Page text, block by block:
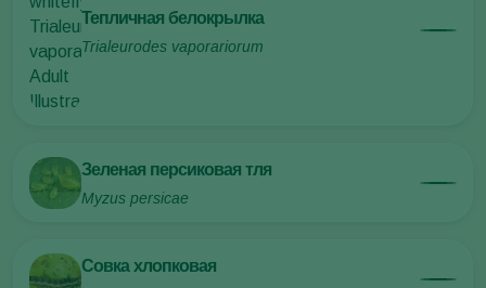
Тепличная белокрылка
Trialeurodes vaporariorum
Зеленая персиковая тля
Myzus persicae
Совка хлопковая